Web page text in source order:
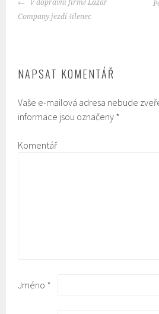
NAVIGATION
V dopravní firmě Lazar
Company jezdí šílenec
NAPSAT KOMENTÁŘ
Vaše e-mailová adresa nebude
informace jsou označeny *
Komentář
Jméno *